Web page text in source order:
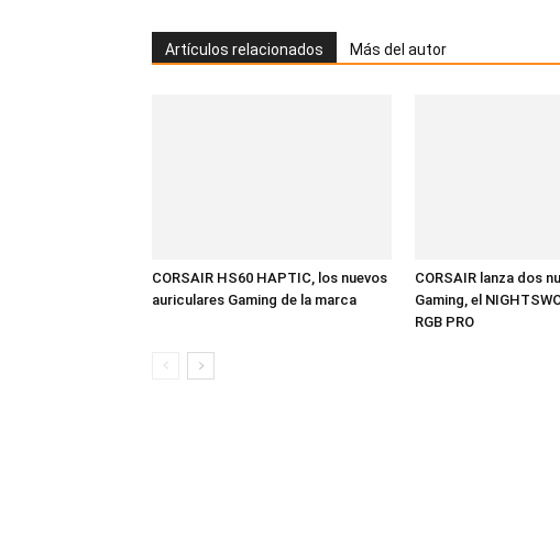
Artículos relacionados Más del autor
CORSAIR HS60 HAPTIC, los nuevos
auriculares Gaming de la marca
CORSAIR lanza dos
Gaming, el
RGB PRO